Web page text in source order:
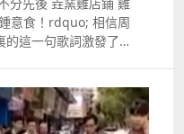
支票票面一般具有出票
、金額、抬頭人等訊
票遺失被冒領，可在支
上角蓋上： ldquo;不
ldquo;不得流通
限入抬頭人賬
這些統稱為劃線支票，
別被鬼迷心竅了 好好
說回來 這已經是第二
揭破 事件發生於7月20
認識一名女子後，對方
意食！rdquo; 相信周
這一句歌詞激發了很
的雞翅和雞腿。 店家全
采用錫紙包裝，而這也